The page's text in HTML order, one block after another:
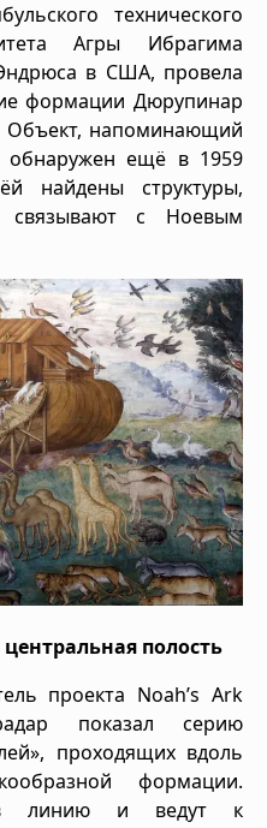
технического
Агры Ибрагима
в США, провела
формации Дюрупинар
Объект, напоминающий
обнаружен ещё в 1959
найдены структуры,
связывают с Ноевым
полость
проекта Noah’s Ark
показал серию
проходящих вдоль
формации.
в линию и ведут к